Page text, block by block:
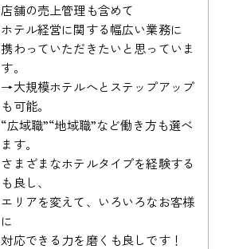
店舗の売上管理も含めて
ホテル経営に関する幅広い業務に
携わっていただきたいと思っていま
す。
→大規模ホテルへとステップアップ
も可能。
“広域職”“地域職”など働き方も選べ
ます。
さまざまなホテルタイプを経験する
も良し、
エリアを変えて、いろいろなお客様
に
対応できる力を磨くも良しです！